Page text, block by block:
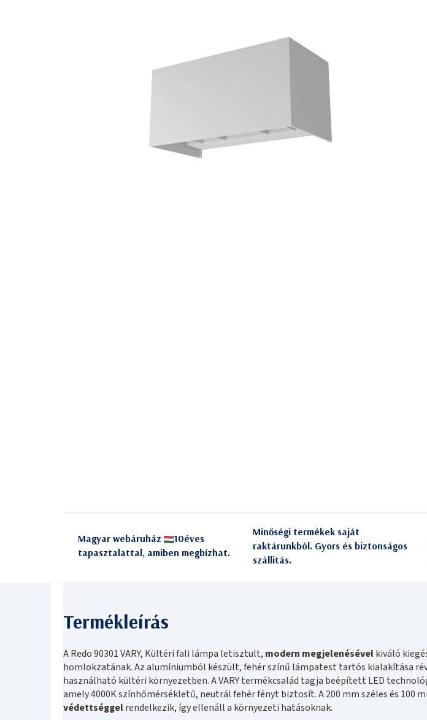
Magyar webáruház
10éves
tapasztalattal, amiben megbízhat.
Minőségi termékek saját
raktárunkból. Gyors és biztonságos
szállitás.
A Redo 90301 VARY, Kültéri fali lámpa letisztult, modern megjelenésévelkiváló
homlokzatának. Az alumíniumból készült, fehér színű lámpatest tartós kialakítása
használható kültéri környezetben. A VARY termékcsalád tagja beépített LED
amely 4000K színhőmérsékletű, neutrál fehér fényt biztosít. A 200 mm széles és 100
védettséggelrendelkezik, így ellenáll a környezeti hatásoknak.